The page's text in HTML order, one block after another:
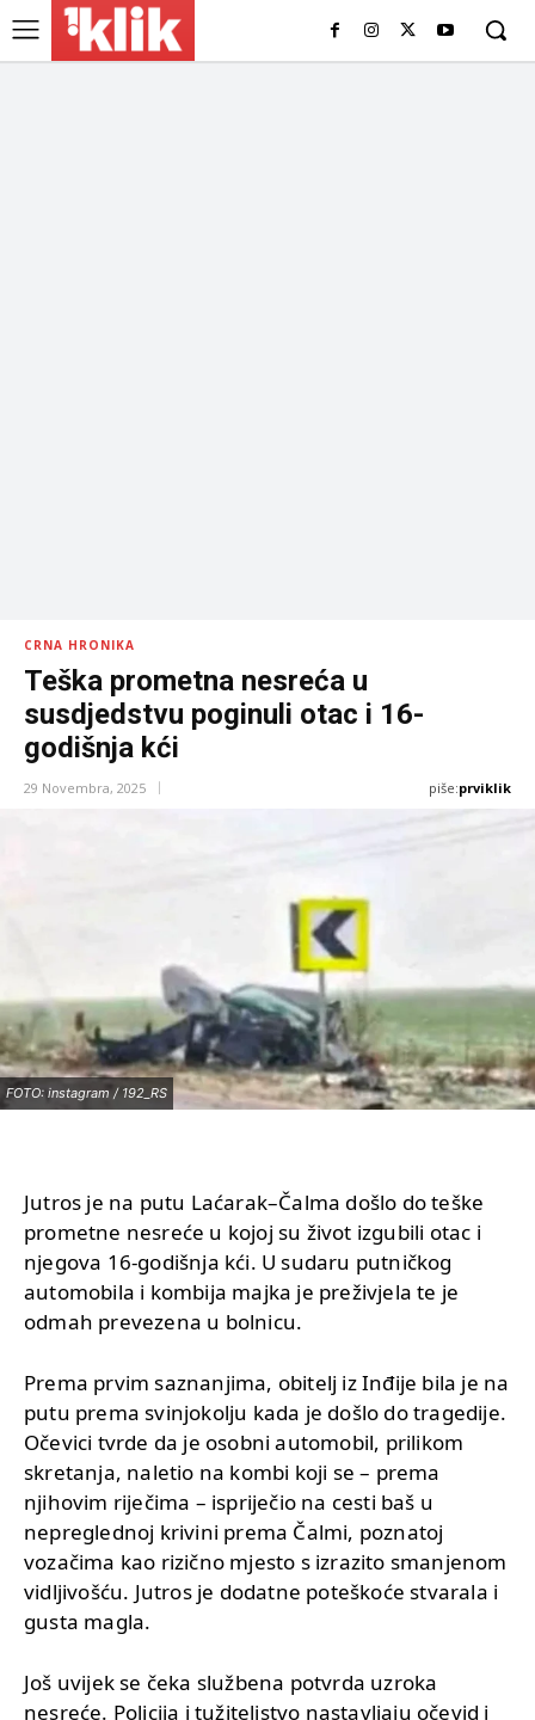
CRNA HRONIKA
Teška prometna nesreća u
susdjedstvu poginuli otac i 16-
godišnja kći
29 Novembra, 2025 piše:prviklik
FOTO: instagram / 192_RS
Jutros je na putu Laćarak–Čalma došlo do teške
prometne nesreće u kojoj su život izgubili otac i
njegova 16-godišnja kći. U sudaru putničkog
automobila i kombija majka je preživjela te je
odmah prevezena u bolnicu.
Prema prvim saznanjima, obitelj iz Inđije bila je na
putu prema svinjokolju kada je došlo do tragedije.
Očevici tvrde da je osobni automobil, prilikom
skretanja, naletio na kombi koji se – prema
njihovim riječima – ispriječio na cesti baš u
nepreglednoj krivini prema Čalmi, poznatoj
vozačima kao rizično mjesto s izrazito smanjenom
vidljivošću. Jutros je dodatne poteškoće stvarala i
gusta magla.
Još uvijek se čeka službena potvrda uzroka
nesreće. Policija i tužiteljstvo nastavljaju očevid i